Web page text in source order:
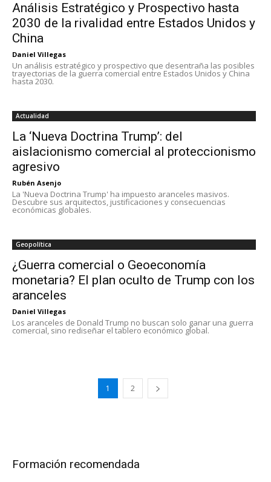
Análisis Estratégico y Prospectivo hasta
2030 de la rivalidad entre Estados Unidos y
China
Daniel Villegas
Un análisis estratégico y prospectivo que desentraña las posibles
trayectorias de la guerra comercial entre Estados Unidos y China
hasta 2030.
Actualidad
La ‘Nueva Doctrina Trump’: del
aislacionismo comercial al proteccionismo
agresivo
Rubén Asenjo
La 'Nueva Doctrina Trump' ha impuesto aranceles masivos.
Descubre sus arquitectos, justificaciones y consecuencias
económicas globales.
Geopolítica
¿Guerra comercial o Geoeconomía
monetaria? El plan oculto de Trump con los
aranceles
Daniel Villegas
Los aranceles de Donald Trump no buscan solo ganar una guerra
comercial, sino rediseñar el tablero económico global.
1 2
Formación recomendada